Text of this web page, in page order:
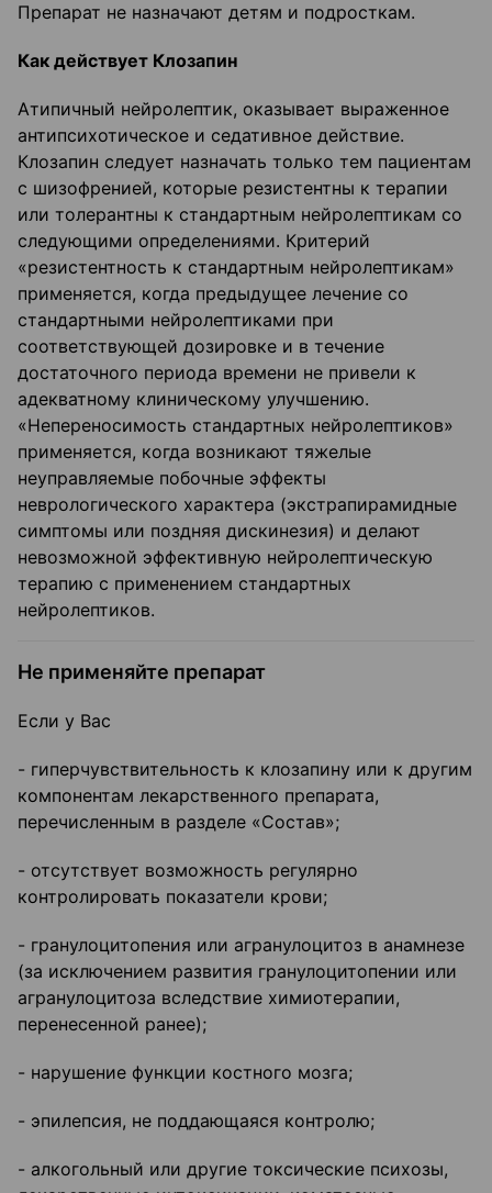
Препарат не назначают детям и подросткам.
Как действует Клозапин
Атипичный нейролептик, оказывает выраженное
антипсихотическое и седативное действие.
Клозапин следует назначать только тем пациентам
с шизофренией, которые резистентны к терапии
или толерантны к стандартным нейролептикам со
следующими определениями. Критерий
«резистентность к стандартным нейролептикам»
применяется, когда предыдущее лечение со
стандартными нейролептиками при
соответствующей дозировке и в течение
достаточного периода времени не привели к
адекватному клиническому улучшению.
«Непереносимость стандартных нейролептиков»
применяется, когда возникают тяжелые
неуправляемые побочные эффекты
неврологического характера (экстрапирамидные
симптомы или поздняя дискинезия) и делают
невозможной эффективную нейролептическую
терапию с применением стандартных
нейролептиков.
Не применяйте препарат
Если у Вас
- гиперчувствительность к клозапину или к другим
компонентам лекарственного препарата,
перечисленным в разделе «Состав»;
- отсутствует возможность регулярно
контролировать показатели крови;
- гранулоцитопения или агранулоцитоз в анамнезе
(за исключением развития гранулоцитопении или
агранулоцитоза вследствие химиотерапии,
перенесенной ранее);
- нарушение функции костного мозга;
- эпилепсия, не поддающаяся контролю;
- алкогольный или другие токсические психозы,